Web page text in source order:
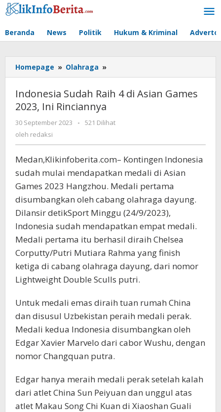
Lewati
ke
Beranda News Politik Hukum & Kriminal
Homepage » Olahraga »
Sudah
4
Asian
Rinciannya
Indonesia Sudah Raih 4 di Asian Games
2023, Ini Rinciannya
30 September 2023
oleh
-
521 Dilihat
oleh redaksi
Medan,Klikinfoberita.com– Kontingen Indonesia
sudah mulai mendapatkan medali di Asian
Games 2023 Hangzhou. Medali pertama
disumbangkan oleh cabang olahraga dayung.
Dilansir detikSport Minggu (24/9/2023),
Indonesia sudah mendapatkan empat medali.
Medali pertama itu berhasil diraih Chelsea
Corputty/Putri Mutiara Rahma yang finish
ketiga di cabang olahraga dayung, dari nomor
Lightweight Double Sculls putri.
Untuk medali emas diraih tuan rumah China
dan disusul Uzbekistan peraih medali perak.
Medali kedua Indonesia disumbangkan oleh
Edgar Xavier Marvelo dari cabor Wushu, dengan
nomor Changquan putra.
Edgar hanya meraih medali perak setelah kalah
dari atlet China Sun Peiyuan dan unggul atas
atlet Makau Song Chi Kuan di Xiaoshan Guali